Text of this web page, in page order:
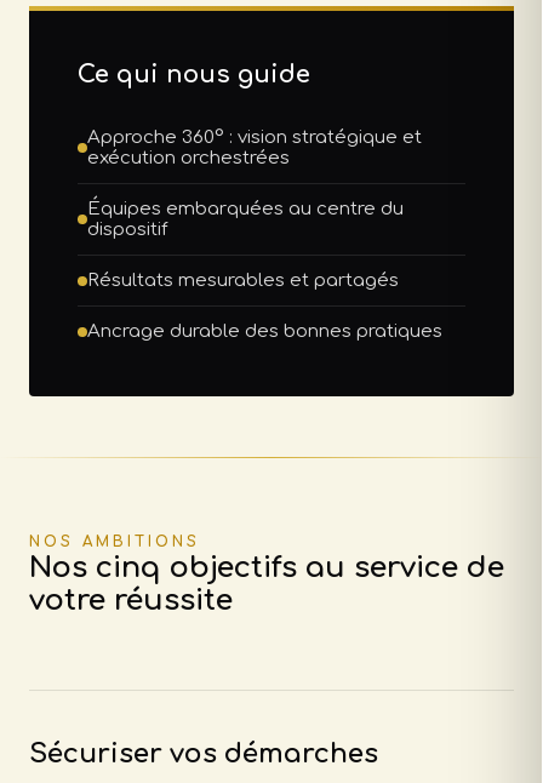
Ce qui nous guide
Approche 360° : vision stratégique et
exécution orchestrées
Équipes embarquées au centre du
dispositif
Résultats mesurables et partagés
Ancrage durable des bonnes pratiques
NOS AMBITIONS
Nos cinq objectifs au service de
votre réussite
Sécuriser vos démarches